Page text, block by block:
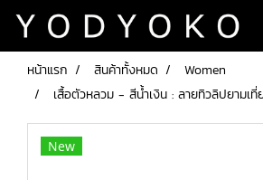
หน้าแรก สินค้าทั้งหมด
Women
เสื้อตัวหลวม - สีน้ำเงิน : ลายทิวลิปยามเที่
New